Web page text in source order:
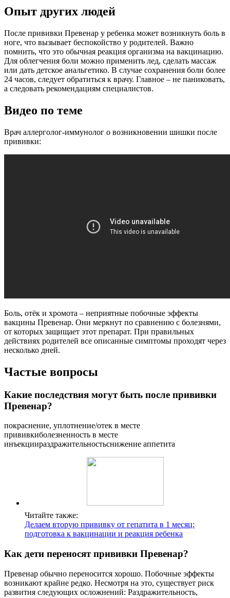
Опыт других людей
После прививки Превенар у ребенка может возникнуть боль в
ноге, что вызывает беспокойство у родителей. Важно
помнить, что это обычная реакция организма на вакцинацию.
Для облегчения боли можно применить лед, сделать массаж
или дать детское анальгетико. В случае сохранения боли более
24 часов, следует обратиться к врачу. Главное – не паниковать,
а следовать рекомендациям специалистов.
Видео по теме
Врач аллерголог-иммунолог о возникновении шишки после
прививки:
Боль, отёк и хромота – неприятные побочные эффекты
вакцины Превенар. Они меркнут по сравнению с болезнями,
от которых защищает этот препарат. При правильных
действиях родителей все описанные симптомы проходят через
несколько дней.
Частые вопросы
Какие последствия могут быть после прививки
Превенар?
покраснение, уплотнение/отек в месте
прививкиболезненность в месте
инъекциираздражительностьснижение аппетита
Читайте также:
Делаем вторую прививку от гепатита в 1 месяц:
подготовка к вакцинации и реакция ребенка
Как дети переносят прививки Превенар?
Превенар обычно переносится хорошо. Побочные эффекты
возникают крайне редко. Несмотря на это, существует риск
развития следующих осложнений: Раздражительность,